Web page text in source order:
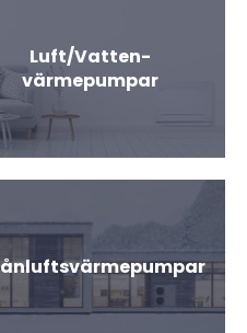
Luft/Vatten-
värmepumpar